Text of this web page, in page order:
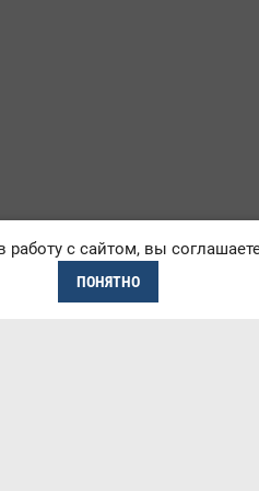
с сайтом, вы
ПОНЯТНО